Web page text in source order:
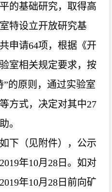
的基础研究，取得高
特设立开放研究基
申请64项，根据《开
室相关规定要求，按
的原则，通过实验室
方式，决定对其中27
。
下（见附件），公示
年10月28日。如对
年10月28日前向矿